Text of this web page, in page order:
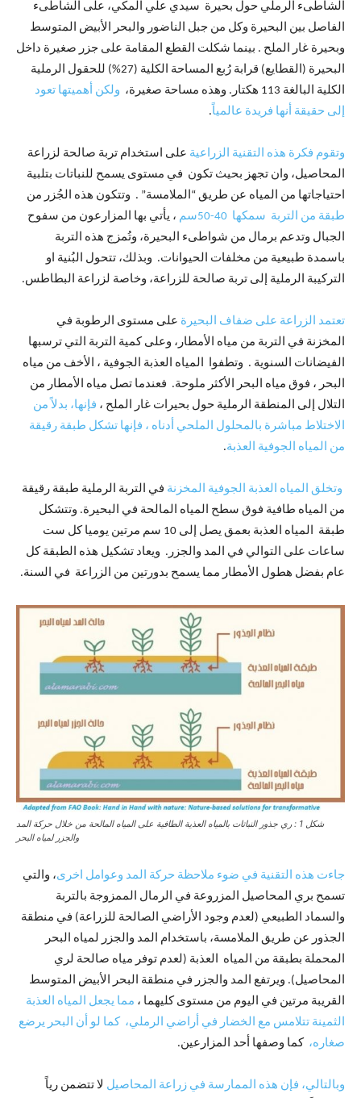
الشاطىء الرملي حول بحيرة سيدي علي المكي، على الشاطىء
الفاصل بين البحيرة وكل من جبل الناضور والبحر الأبيض المتوسط
وبحيرة غار الملح . بينما شكلت القطع المقامة على جزر صغيرة داخل
البحيرة (القطايع) قرابة رُبع المساحة الكلية (27%) للحقول الرملية
الكلية البالغة 113 هكتار. وهذه مساحة صغيرة،
ولكن أهميتها تعود
إلى حقيقة أنها فريدة عالمياً.
وتقوم فكرة هذه التقنية الزراعية على استخدام تربة صالحة لزراعة
المحاصيل، وان تجهز بحيث تكون في مستوى يسمح للنباتات بتلبية
احتياجاتها من المياه عن طريق “الملامسة” . وتتكون هذه الجُزر من
طبقة من التربة سمكها 40-50سم
، يأتي بها المزارعون من سفوح
الجبال وتدعم برمال من شواطىء البحيرة، وتُمزج هذه التربة
باسمدة طبيعية من مخلفات الحيوانات. وبذلك، تتحول البُنية او
التركيبة الرملية إلى تربة صالحة للزراعة، وخاصة لزراعة البطاطس.
تعتمد الزراعة على ضفاف البحيرة على مستوى الرطوبة في
المخزنة في التربة من مياه الأمطار، وعلى كمية التربة التي ترسبها
الفيضانات السنوية . وتطفوا المياه العذبة الجوفية ، الأخف من مياه
البحر ، فوق مياه البحر الأكثر ملوحة. فعندما تصل مياه الأمطار من
التلال إلى المنطقة الرملية حول بحيرات غار الملح ، فإنها، بدلاً من
الاختلاط مباشرة بالمحلول الملحي أدناه ، فإنها تشكل طبقة رقيقة
من المياه الجوفية العذبة.
وتخلق المياه العذبة الجوفية المخزنة في التربة الرملية طبقة رقيقة
من المياه طافية فوق سطح المياه المالحة في البحيرة. وتتشكل
طبقة المياه العذبة بعمق يصل إلى 10 سم مرتين يوميا كل ست
ساعات على التوالي في المد والجزر. ويعاد تشكيل هذه الطبقة كل
عام بفضل هطول الأمطار مما يسمح بدورتين من الزراعة في السنة.
شكل 1 : ري جذور النباتات بالمياه العذية الطافية على المياه المالحة من خلال حركة المد
والجزر لمياه البحر
جاءت هذه التقنية في ضوء ملاحظة حركة المد وعوامل اخرى، والتي
تسمح بري المحاصيل المزروعة في الرمال الممزوجة بالتربة
والسماد الطبيعي (لعدم وجود الأراضي الصالحة للزراعة) في منطقة
الجذور عن طريق الملامسة، باستخدام المد والجزر لمياه البحر
المحملة بطبقة من المياه العذبة (لعدم توفر مياه صالحة لري
المحاصيل). ويرتفع المد والجزر في منطقة البحر الأبيض المتوسط ​​
القريبة مرتين في اليوم من مستوى كليهما ، مما يجعل المياه العذبة
الثمينة تتلامس مع الخضار في أراضي الرملي، كما لو أن البحر يرضع
صغاره، كما وصفها أحد المزارعين.
وبالتالي، فإن هذه الممارسة في زراعة المحاصيل لا تتضمن رياً